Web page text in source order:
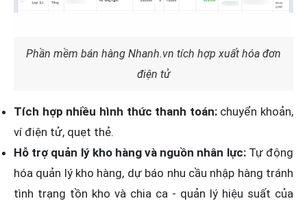
Phần mềm bán hàng Nhanh.vn tích hợp xuất hóa đơn
điện tử
Tích hợp nhiều hình thức thanh toán: chuyển khoản,
ví điện tử, quẹt thẻ.
Hỗ trợ quản lý kho hàng và nguồn nhân lực:Tự động
hóa quản lý kho hàng, dự báo nhu cầu nhập hàng tránh
tình trạng tồn kho và chia ca - quản lý hiệu suất của